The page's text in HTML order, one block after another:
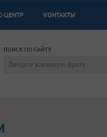
ЦЕНТР КОНТАКТЫ
ПОИСК ПО САЙТУ